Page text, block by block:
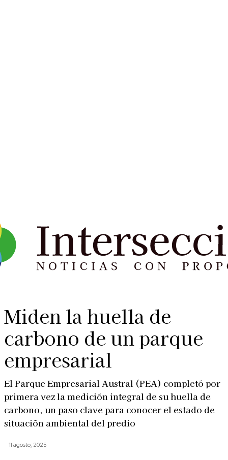
Miden la huella de
carbono de un parque
empresarial
El Parque Empresarial Austral (PEA) completó por
primera vez la medición integral de su huella de
carbono, un paso clave para conocer el estado de
situación ambiental del predio
11 agosto, 2025